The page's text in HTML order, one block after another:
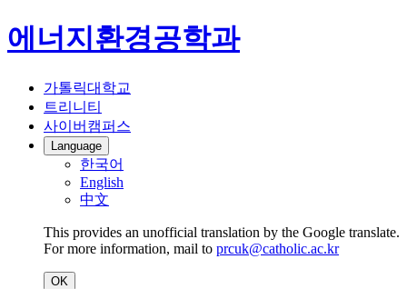
에너지환경공학과
가톨릭대학교
트리니티
사이버캠퍼스
Language
한국어
English
中文
This provides an unofficial translation by the Google translate.
For more information, mail to prcuk@catholic.ac.kr
OK